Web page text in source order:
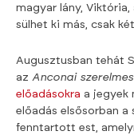
magyar lány,
sülhet ki más, csak
Augusztusban tehát
az Anconai
előadásokra a jegyek
előadás elsősorban a
fenntartott est,